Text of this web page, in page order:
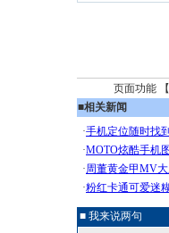
页面功能 【
■相关新闻
■ 我来说两句